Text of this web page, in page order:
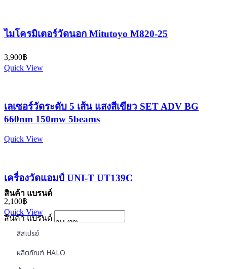
ไมโครมิเตอร์วัดนอก Mitutoyo M820-25
3,900฿
Quick View
เลเซอร์วัดระดับ 5 เส้น แสงสีเขียว SET ADV BG
660nm 150mw 5beams
Quick View
เครื่องวัดแอมป์ UNI-T UT139C
2,100฿
Quick View
สินค้า แบรนด์
สินค้า แบรนด์
สีสเปรย์
ผลิตภัณฑ์ HALO